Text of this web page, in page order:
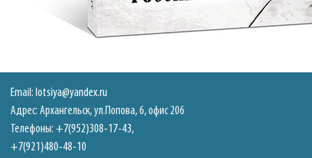
Email: lotsiya@yandex.ru
Адрес: Архангельск, ул.Попова, 6, офис 206
Телефоны: +7(952)308-17-43,
+7(921)480-48-10